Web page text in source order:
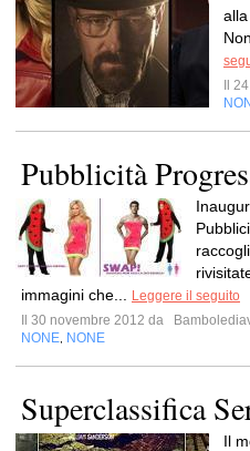
Il
Pubblicità
immagini che...
Leggere il seguito
Il 30 novembre 2012 da
NONE NONE
Superclassifica
Il